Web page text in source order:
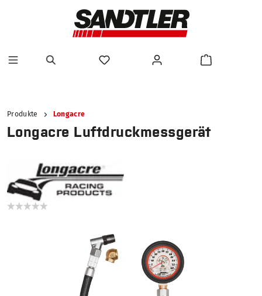
Produkte Longacre
Longacre Luftdruckmessgerät
Bildergalerie überspringen